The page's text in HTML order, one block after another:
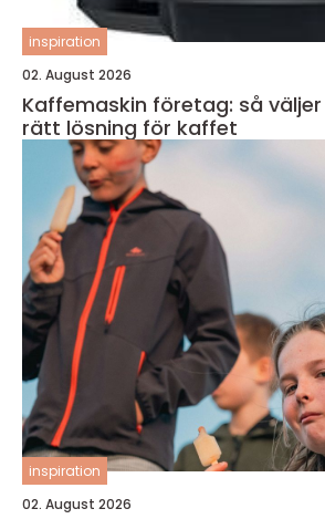
inspiration
02. August 2026
Kaffemaskin företag: så
rätt lösning för kaffet
inspiration
02. August 2026